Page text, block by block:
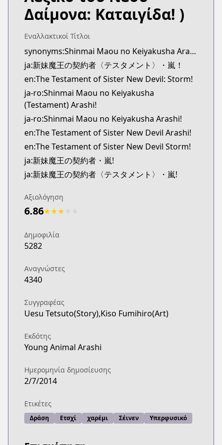
Official English
http://www.sevenseasentertainment.com/
Δαίμονα: Καταιγίδα! )
Εναλλακτικοί Τίτλοι
synonyms:Shinmai Maou no Keiyakusha Arashi
ja:新妹魔王の契約者〈テスタメント〉・嵐！
en:The Testament of Sister New Devil: Storm!
ja-ro:Shinmai Maou no Keiyakusha
(Testament) Arashi!
ja-ro:Shinmai Maou no Keiyakusha Arashi!
en:The Testament of Sister New Devil Arashi!
en:The Testament of Sister New Devil Storm!
ja:新妹魔王の契約者・嵐!
ja:新妹魔王の契約者〈テスタメント〉・嵐!
Αξιολόγηση
6.86★★★
Δημοφιλία
5282
Αναγνώστες
4340
Συγγραφέας
Uesu Tetsuto(Story),Kiso Fumihiro(Art)
Εκδότης
Young Animal Arashi
Ημερομηνία δημοσίευσης
2/7/2014
Ετικέτες
Δράση Ετσχί χαρέμι Σέινεν Υπερφυσικό